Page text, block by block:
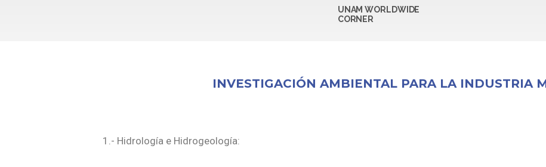
UNAM WORLDWIDE
CORNER
INVESTIGACIÓN AMBIENTAL PARA LA INDUSTRIA
1.- Hidrología e Hidrogeología: